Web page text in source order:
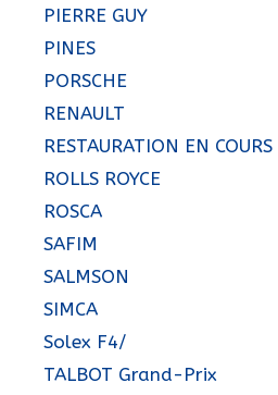
PIERRE GUY
PINES
PORSCHE
RENAULT
RESTAURATION EN COURS
ROLLS ROYCE
ROSCA
SAFIM
SALMSON
SIMCA
Solex F4/
TALBOT Grand-Prix